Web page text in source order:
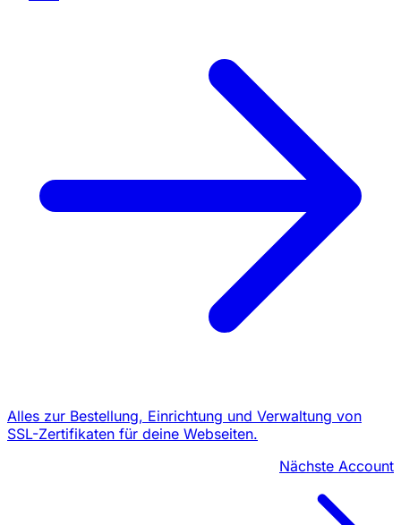
Alles zur Bestellung, Einrichtung und Verwaltung von
SSL-Zertifikaten für deine Webseiten.
Nächste Account